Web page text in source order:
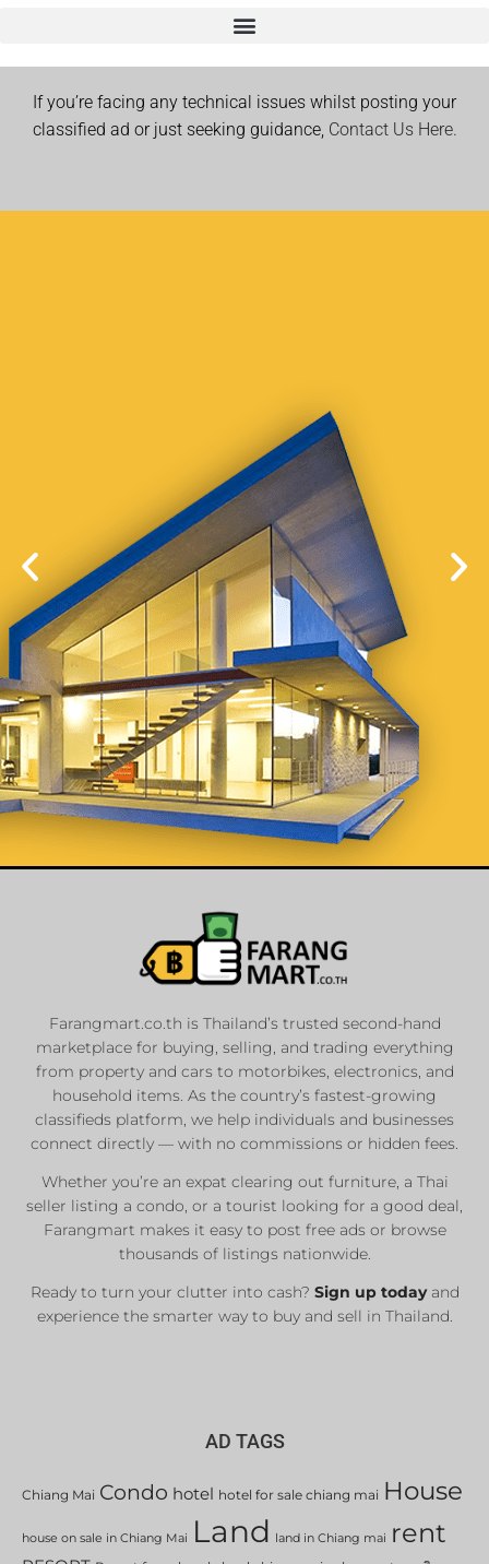
If you’re facing any technical issues whilst posting your
classified ad or just seeking guidance, Contact Us Here.
List Your
Properties
Private Sellers
Real Estate Agents
Sale & Rent
List Now
Farangmart.co.th is Thailand’s trusted second-hand
marketplace for buying, selling, and trading everything
from property and cars to motorbikes, electronics, and
household items. As the country’s fastest-growing
classifieds platform, we help individuals and businesses
connect directly — with no commissions or hidden fees.
Whether you’re an expat clearing out furniture, a Thai
seller listing a condo, or a tourist looking for a good deal,
Farangmart makes it easy to post free ads or browse
thousands of listings nationwide.
Ready to turn your clutter into cash? Sign up todayand
experience the smarter way to buy and sell in Thailand.
AD TAGS
Chiang Mai Condo hotel hotel for sale chiang mai House
house on sale in Chiang Mai Land land in Chiang mai rent